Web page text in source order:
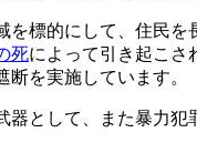
を標的にして、住民
死によって引き起こさ
を実施しています。
として、また暴力